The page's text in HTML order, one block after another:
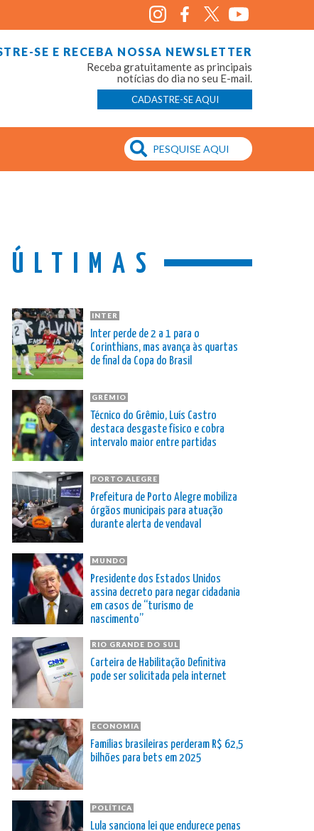
SE E RECEBA NOSSA NEWSLETTER
Receba gratuitamente as principais
notícias do dia no seu E-mail.
CADASTRE-SE AQUI
ÚLTIMAS
INTER
Inter perde de 2 a 1 para o
Corinthians, mas avança às quartas
de final da Copa do Brasil
GRÊMIO
Técnico do Grêmio, Luís Castro
destaca desgaste físico e cobra
intervalo maior entre partidas
PORTO ALEGRE
Prefeitura de Porto Alegre mobiliza
órgãos municipais para atuação
durante alerta de vendaval
MUNDO
Presidente dos Estados Unidos
assina decreto para negar cidadania
em casos de “turismo de
nascimento”
RIO GRANDE DO SUL
Carteira de Habilitação Definitiva
pode ser solicitada pela internet
ECONOMIA
Famílias brasileiras perderam R$ 62,5
bilhões para bets em 2025
POLÍTICA
Lula sanciona lei que endurece penas